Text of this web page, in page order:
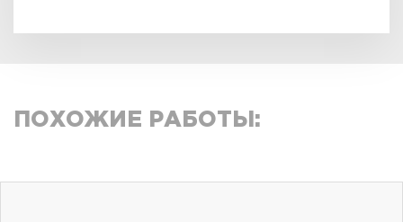
ПОХОЖИЕ РАБОТЫ: